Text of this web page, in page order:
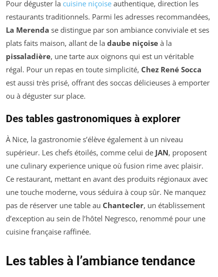
Pour déguster la cuisine niçoise authentique, direction les
restaurants traditionnels. Parmi les adresses recommandées,
La Merenda se distingue par son ambiance conviviale et ses
plats faits maison, allant de la daube niçoise à la
pissaladière, une tarte aux oignons qui est un véritable
régal. Pour un repas en toute simplicité, Chez René Socca
est aussi très prisé, offrant des soccas délicieuses à emporter
ou à déguster sur place.
Des tables gastronomiques à explorer
À Nice, la gastronomie s’élève également à un niveau
supérieur. Les chefs étoilés, comme celui de JAN, proposent
une culinary experience unique où fusion rime avec plaisir.
Ce restaurant, mettant en avant des produits régionaux avec
une touche moderne, vous séduira à coup sûr. Ne manquez
pas de réserver une table au Chantecler, un établissement
d’exception au sein de l’hôtel Negresco, renommé pour une
cuisine française raffinée.
Les tables à l’ambiance tendance